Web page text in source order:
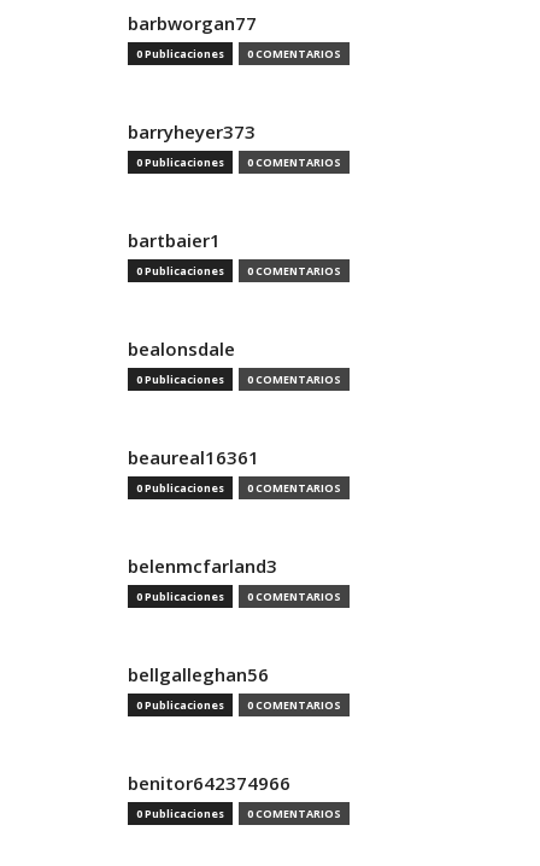
barbworgan77
0 Publicaciones 0 COMENTARIOS
barryheyer373
0 Publicaciones 0 COMENTARIOS
bartbaier1
0 Publicaciones 0 COMENTARIOS
bealonsdale
0 Publicaciones 0 COMENTARIOS
beaureal16361
0 Publicaciones 0 COMENTARIOS
belenmcfarland3
0 Publicaciones 0 COMENTARIOS
bellgalleghan56
0 Publicaciones 0 COMENTARIOS
benitor642374966
0 Publicaciones 0 COMENTARIOS